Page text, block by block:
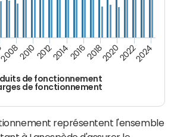
de fonctionnement
de fonctionnement
20102012201420162018202020222024
représentent l'ensemble